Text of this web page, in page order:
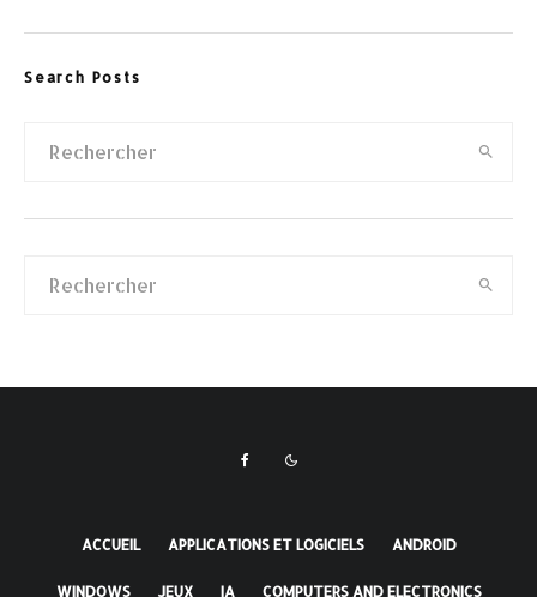
Search Posts
ACCUEIL APPLICATIONS ET LOGICIELS ANDROID
WINDOWS JEUX IA COMPUTERS AND ELECTRONICS